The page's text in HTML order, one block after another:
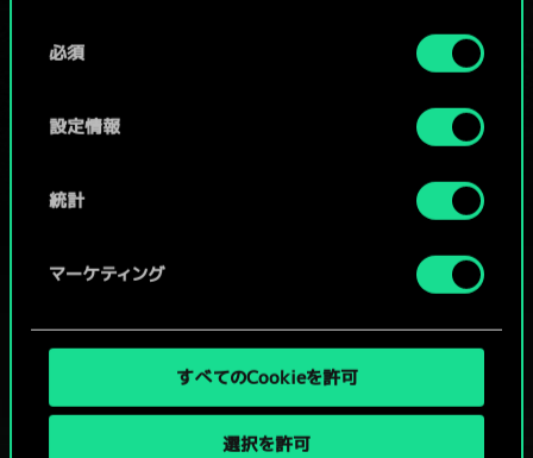
詳細は、下記の「設定」メニューでご確認ください。
必須
設定情報
統計
マーケティング
すべてのCookieを許可
選択を許可